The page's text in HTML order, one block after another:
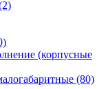
(корпусные
(80)